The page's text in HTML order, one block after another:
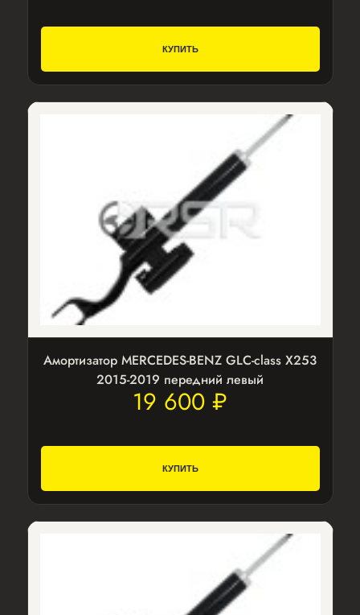
КУПИТЬ
Амортизатор MERCEDES-BENZ GLC-class X253
2015-2019 передний левый
19 600 ₽
КУПИТЬ